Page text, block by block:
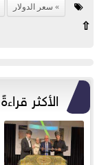
سعر الدولار
⇧
الأكثر قراءةً